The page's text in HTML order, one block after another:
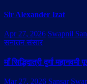
Sir Alexander Izat
Apr 27, 2026 Swapnil
सनातन संसार
माँ सिद्धिदात्री दुर्गा महानवमी
Mar 27, 2026 Sansar